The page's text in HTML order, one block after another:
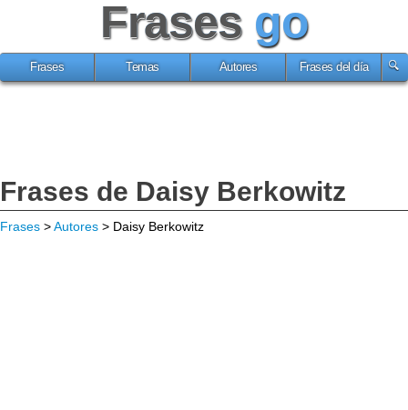
Frases go
Frases Temas Autores Frases del día
Frases de Daisy Berkowitz
Frases >Autores > Daisy Berkowitz